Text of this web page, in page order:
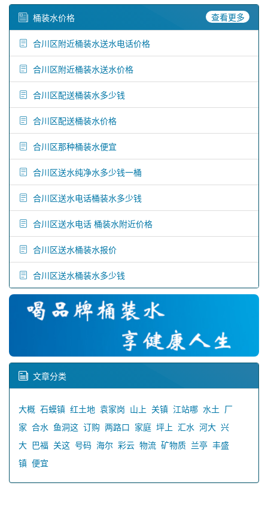
桶装水价格 查看更多
合川区附近桶装水送水电话价格
合川区附近桶装水送水价格
合川区配送桶装水多少钱
合川区配送桶装水价格
合川区那种桶装水便宜
合川区送水纯净水多少钱一桶
合川区送水电话桶装水多少钱
合川区送水电话 桶装水附近价格
合川区送水桶装水报价
合川区送水桶装水多少钱
文章分类
大概 石蟆镇 红土地 袁家岗 山上 关镇 江站哪 水土 厂
家 合水 鱼洞这 订购 两路口 家庭 坪上 汇水 河大 兴
大 巴福 关这 号码 海尔 彩云 物流 矿物质 兰亭 丰盛
镇 便宜